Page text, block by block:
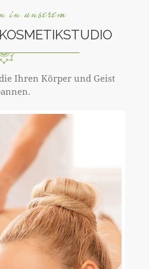
in unserem
Ihren Körper und Geist